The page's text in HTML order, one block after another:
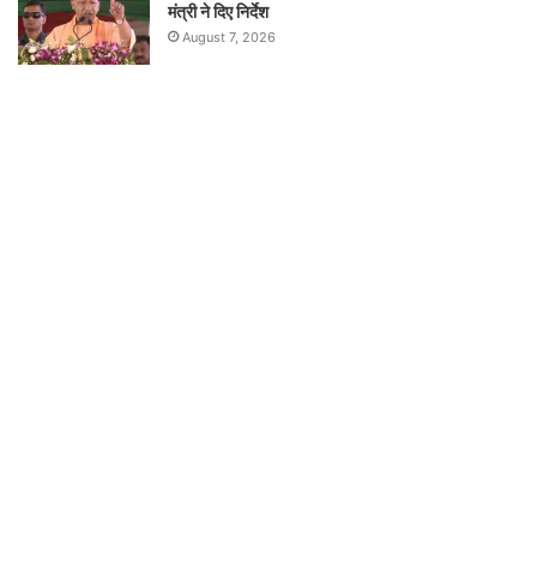
मंत्री ने दिए निर्देश
August 7, 2026